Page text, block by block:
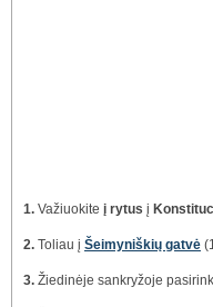
1. Važiuokite į rytus į
2. Toliau į Šeimyniškių gatvė
3. Žiedinėje sankryžoje